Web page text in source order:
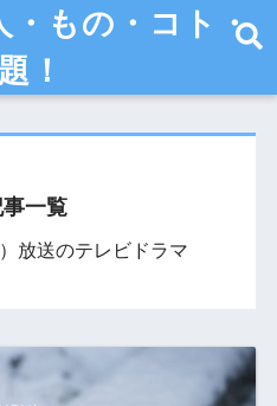
・もの・コト・
！
事一覧
放送のテレビドラマ